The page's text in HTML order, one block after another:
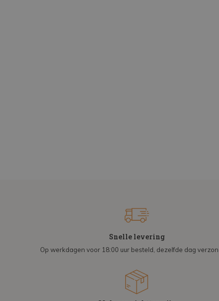
Snelle levering
Op werkdagen voor 18:00 uur besteld, dezelfde dag